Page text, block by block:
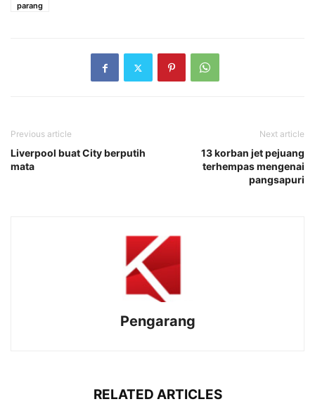
parang
Previous article
Liverpool buat City berputih
mata
Next article
13 korban jet pejuang
terhempas mengenai
pangsapuri
Pengarang
RELATED ARTICLES